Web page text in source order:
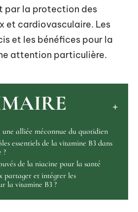
par la protection des
et cardiovasculaire. Les
et les bénéfices pour la
attention particulière.
alliée méconnue du quotidien
essentiels de la vitamine B3 dans
?
de la niacine pour la santé
partager et intégrer les
la vitamine B3 ?